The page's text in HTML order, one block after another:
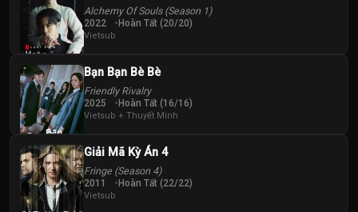
Alchemy Of Souls (Season 1)
2022 Hoàn Tất (20/20)
Vietsub
Bạn Bạn Bè Bè
Friendly Rivalry
2025 Hoàn Tất (16/16)
Vietsub + Thuyết Minh
Giải Mã Kỳ Án 4
Fringe (Season 4)
2011 Hoàn Tất (22/22)
Vietsub